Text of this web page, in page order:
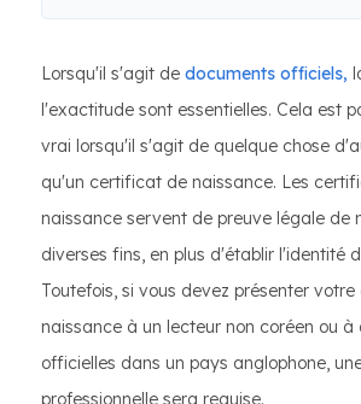
Lorsqu'il s'agit de documents officiels,
l'exactitude sont essentielles. Cela est
vrai lorsqu'il s'agit de quelque chose
qu'un certificat de naissance. Les
naissance servent de preuve légale de
diverses fins, en plus d'établir l'identité
Toutefois, si vous devez présenter
naissance à un lecteur non coréen ou à
officielles dans un pays anglophone,
professionnelle sera requise.